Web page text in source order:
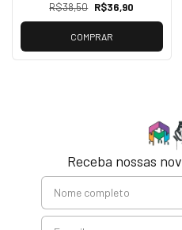
R$38,50 R$36,90
COMPRAR
Receba nossas